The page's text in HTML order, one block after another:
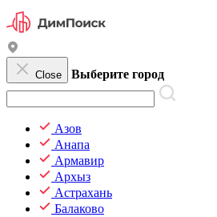
Close Выберите город
Азов
Анапа
Армавир
Архыз
Астрахань
Балаково